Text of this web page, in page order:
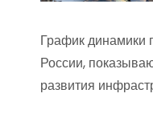
График динамики
России,
развития